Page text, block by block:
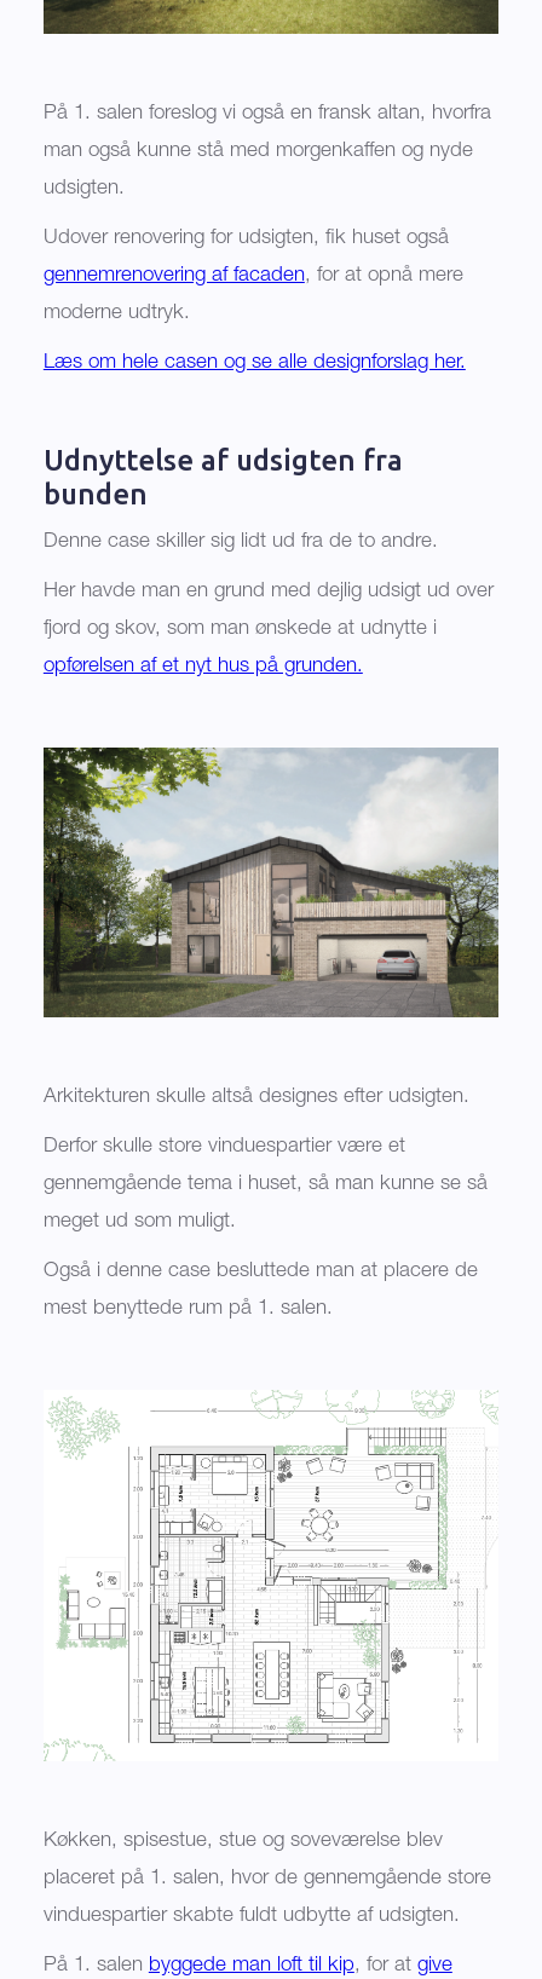
På 1. salen foreslog vi også en fransk altan, hvorfra
man også kunne stå med morgenkaffen og nyde
udsigten.
Udover renovering for udsigten, fik huset også
gennemrenovering af facaden, for at opnå mere
moderne udtryk.
Læs om hele casen og se alle designforslag her.
Udnyttelse af udsigten fra
bunden
Denne case skiller sig lidt ud fra de to andre.
Her havde man en grund med dejlig udsigt ud over
fjord og skov, som man ønskede at udnytte i
opførelsen af et nyt hus på grunden.
Arkitekturen skulle altså designes efter udsigten.
Derfor skulle store vinduespartier være et
gennemgående tema i huset, så man kunne se så
meget ud som muligt.
Også i denne case besluttede man at placere de
mest benyttede rum på 1. salen.
Køkken, spisestue, stue og soveværelse blev
placeret på 1. salen, hvor de gennemgående store
vinduespartier skabte fuldt udbytte af udsigten.
På 1. salen byggede man loft til kip, for at give